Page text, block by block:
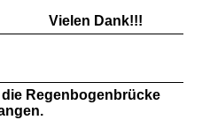
Vielen Dank!!!
Regenbogenbrücke